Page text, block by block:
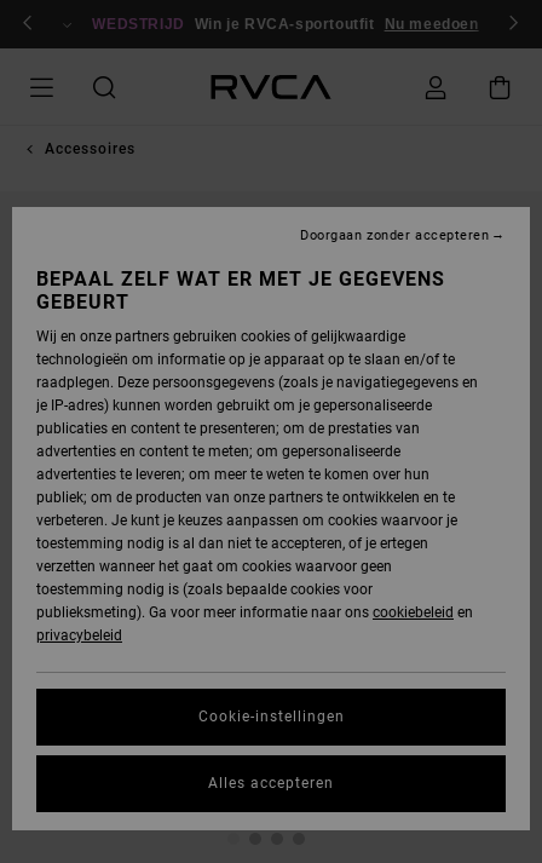
NAAR/ registrerenWEDSTRIJD Win je RVCA-sportoutfit Nu meedoen
Accessoires
BEPAAL ZELF WAT ER MET JE GEGEVENS
GEBEURT
Wij en onze partners gebruiken cookies of gelijkwaardige
technologieën om informatie op je apparaat op te slaan en/of te
raadplegen. Deze persoonsgegevens (zoals je navigatiegegevens en
je IP-adres) kunnen worden gebruikt om je gepersonaliseerde
publicaties en content te presenteren; om de prestaties van
advertenties en content te meten; om gepersonaliseerde
advertenties te leveren; om meer te weten te komen over hun
publiek; om de producten van onze partners te ontwikkelen en te
verbeteren. Je kunt je keuzes aanpassen om cookies waarvoor je
toestemming nodig is al dan niet te accepteren, of je ertegen
verzetten wanneer het gaat om cookies waarvoor geen
toestemming nodig is (zoals bepaalde cookies voor
publieksmeting). Ga voor meer informatie naar ons cookiebeleid en
privacybeleid
Cookie-instellingen
Doorgaan zonder accepteren
Alles accepteren